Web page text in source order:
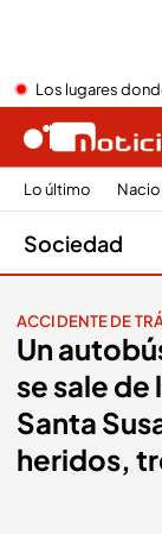
Los lugares
Lo último
Sociedad
ACCIDENTE DE
Un
se sale de
Santa
heridos,